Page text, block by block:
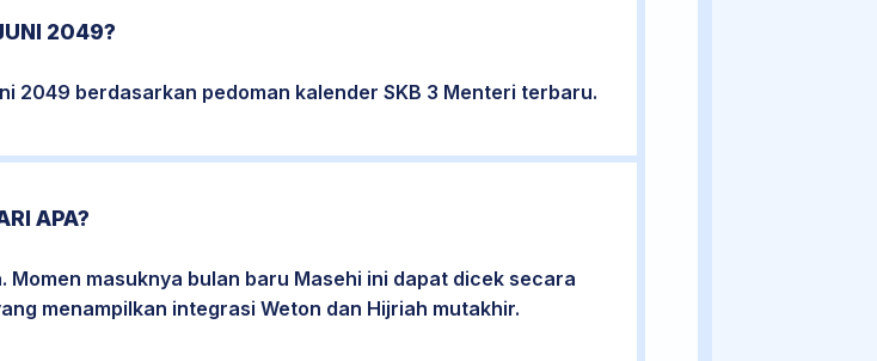
2049?
2049 berdasarkan pedoman kalender SKB 3 Menteri terbaru.
APA?
. Momen masuknya bulan baru Masehi ini dapat dicek secara
menampilkan integrasi Weton dan Hijriah mutakhir.